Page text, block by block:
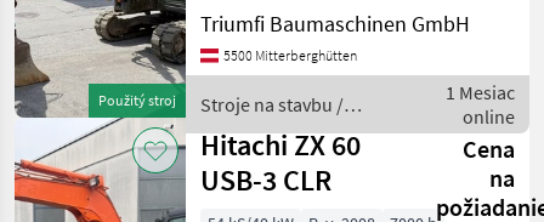
Takeuchi
Kubota
Bobcat
Wacker
Použitý stroj
3Löffel Eintausch möglich
Stroje na stavbu mini bager
Triumfi Baumaschinen GmbH
5500 Mitterberghütten
Stroje na stavbu /
Hitachi
1 Mesiac
online
Hitachi ZX 60
USB-3 CLR
Cena
na